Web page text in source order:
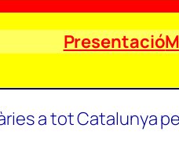
Presentació
a tot Catalunya